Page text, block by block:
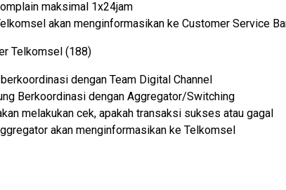
maksimal 1x24jam
akan menginformasikan ke Customer Service
Telkomsel (188)
dengan Team Digital Channel
Berkoordinasi dengan Aggregator/Switching
melakukan cek, apakah transaksi sukses atau gagal
akan menginformasikan ke Telkomsel